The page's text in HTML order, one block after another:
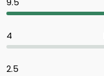
9.5
4
2.5